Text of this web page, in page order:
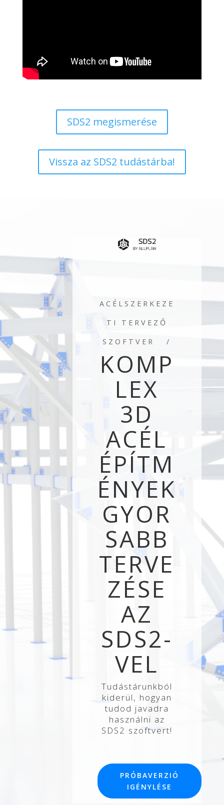
SDS2 megismerése
Vissza az SDS2 tudástárba!
ACÉLSZERKEZE
TI TERVEZŐ
SZOFTVER /
KOMP
LEX
3D
ACÉL
ÉPÍTM
ÉNYEK
GYOR
SABB
TERVE
ZÉSE
AZ
SDS2-
VEL
Tudástárunkból
kiderül, hogyan
tudod javadra
használni az
SDS2 szoftvert!
PRÓBAVERZIÓ
IGÉNYLÉSE